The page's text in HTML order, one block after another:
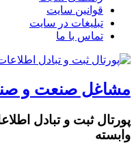
قوانین سایت
تبلیغات در سایت
تماس با ما
مشاغل صنعت و
پورتال ثبت و تبادل
وابسته